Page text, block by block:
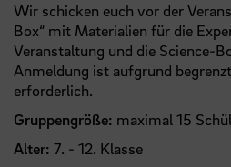
Wir schicken euch vor der
Box“ mit Materialien für die
Veranstaltung und die Science-
Anmeldung ist aufgrund
erforderlich.
Gruppengröße: maximal 15
Alter: 7. - 12. Klasse